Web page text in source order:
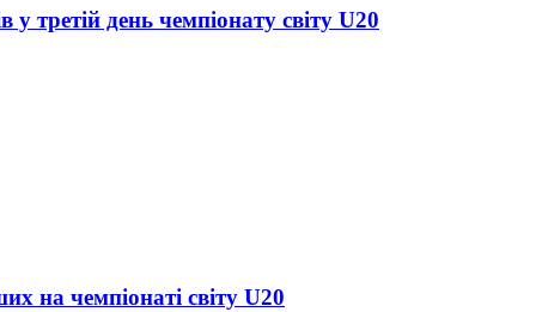
третій день чемпіонату світу U20
на чемпіонаті світу U20